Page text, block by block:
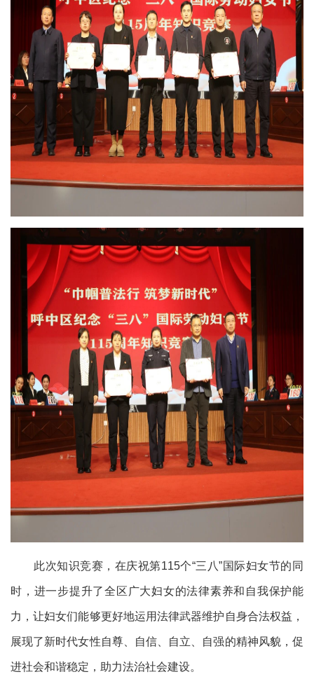
此次知识竞赛，在庆祝第115个“三八”国际妇女节的同
时，进一步提升了全区广大妇女的法律素养和自我保护能
力，让妇女们能够更好地运用法律武器维护自身合法权益，
展现了新时代女性自尊、自信、自立、自强的精神风貌，促
进社会和谐稳定，助力法治社会建设。